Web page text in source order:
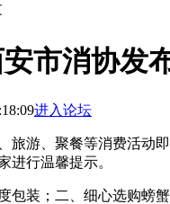
市消协发
进入论坛
旅游、聚餐等消费活动
进行温馨提示。
包装；二、细心选购螃